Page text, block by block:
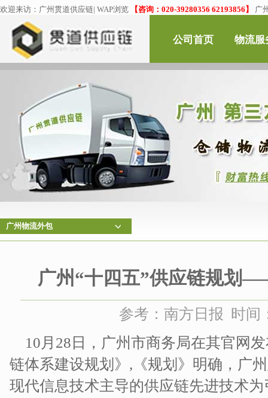
欢迎来访： 广州贯道供应链| WAP浏览 【咨询：020-39280356 62193856】 广
公司首页 物流服
广州物流外包
广州“十四五”供应链规划
参考：南方日报 时间
10月28日，广州市商务局在其官网
链体系建设规划》,《规划》明确，广
现代信息技术主导的供应链先进技术